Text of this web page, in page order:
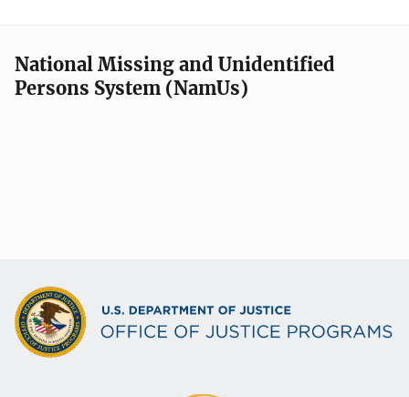
National Missing and Unidentified
Persons System (NamUs)